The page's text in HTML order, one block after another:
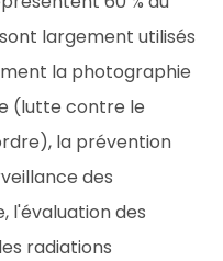
largement utilisés
la photographie
(lutte contre le
la prévention
des
l'évaluation des
radiations